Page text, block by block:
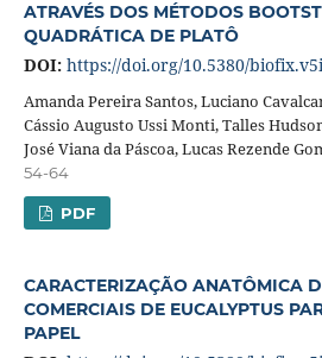
ATRAVÉS DOS MÉTODOS
QUADRÁTICA DE PLATÔ
DOI: https://doi.org/10.5380/
Amanda Pereira Santos, Luciano
Cássio Augusto Ussi Monti, Talles
José Viana da Páscoa, Lucas Rezende
54-64
PDF
CARACTERIZAÇÃO ANATÔMICA
COMERCIAIS DE EUCALYPTUS
PAPEL